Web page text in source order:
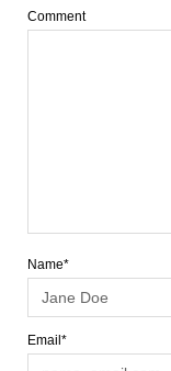
Comment
Name*
Email*